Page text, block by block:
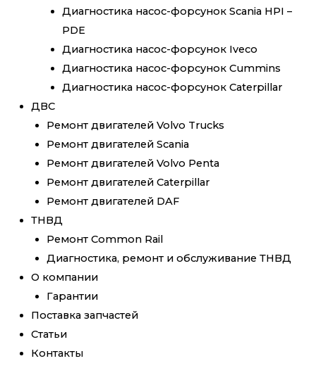
Диагностика насос-форсунок Scania HPI –
PDE
Диагностика насос-форсунок Iveco
Диагностика насос-форсунок Cummins
Диагностика насос-форсунок Caterpillar
ДВС
Ремонт двигателей Volvo Trucks
Ремонт двигателей Scania
Ремонт двигателей Volvo Penta
Ремонт двигателей Caterpillar
Ремонт двигателей DAF
ТНВД
Ремонт Common Rail
Диагностика, ремонт и обслуживание ТНВД
О компании
Гарантии
Поставка запчастей
Статьи
Контакты